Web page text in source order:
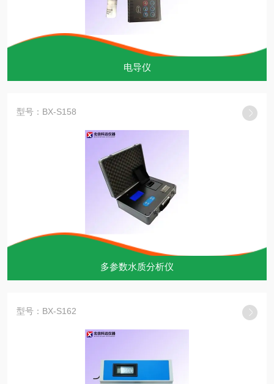
电导仪
型号：BX-S158
多参数水质分析仪
型号：BX-S162